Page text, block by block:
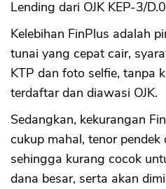
Lending dari OJK KEP-3/
Kelebihan FinPlus adalah
tunai yang cepat cair,
KTP dan foto selfie, tanpa
terdaftar dan diawasi OJK.
Sedangkan, kekurangan
cukup mahal, tenor pendek
sehingga kurang cocok
dana besar, serta akan